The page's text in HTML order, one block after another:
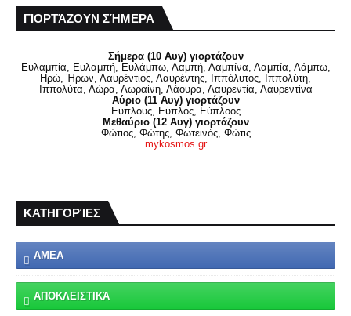
ΓΙΟΡΤΆΖΟΥΝ ΣΉΜΕΡΑ
Σήμερα (10 Αυγ) γιορτάζουν
Ευλαμπία, Ευλαμπή, Ευλάμπω, Λαμπή, Λαμπίνα, Λαμπία, Λάμπω,
Ηρώ, Ήρων, Λαυρέντιος, Λαυρέντης, Ιππόλυτος, Ιππολύτη,
Ιππολύτα, Λώρα, Λωραίνη, Λάουρα, Λαυρεντία, Λαυρεντίνα
Αύριο (11 Αυγ) γιορτάζουν
Εύπλους, Εύπλος, Εύπλοος
Μεθαύριο (12 Αυγ) γιορτάζουν
Φώτιος, Φώτης, Φωτεινός, Φώτις
mykosmos.gr
ΚΑΤΗΓΟΡΊΕΣ
ΑΜΕΑ
ΑΠΟΚΛΕΙΣΤΙΚΆ